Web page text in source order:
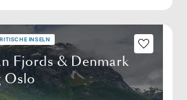
INSELN
Fjords & Denmark
Oslo